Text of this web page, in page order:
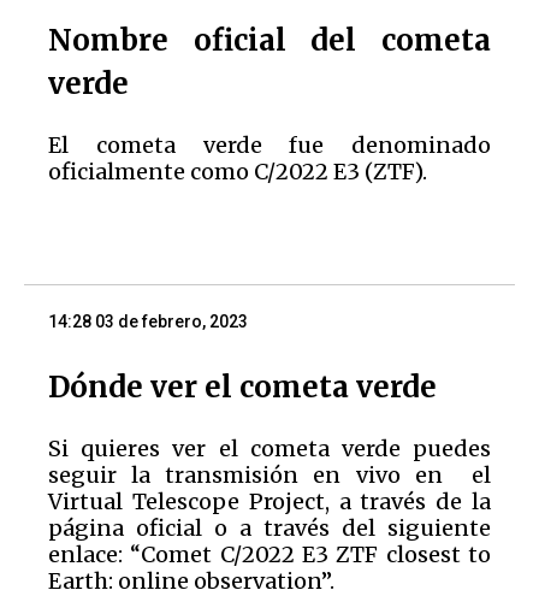
Nombre oficial del cometa
verde
El cometa verde fue denominado
oficialmente como C/2022 E3 (ZTF).
14:28 03 de febrero, 2023
Dónde ver el cometa verde
Si quieres ver el cometa verde puedes
seguir la transmisión en vivo en el
Virtual Telescope Project, a través de la
página oficial o a través del siguiente
enlace: “Comet C/2022 E3 ZTF closest to
Earth: online observation”.